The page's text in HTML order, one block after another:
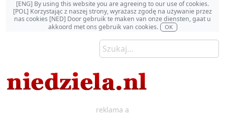
[ENG] By using this website you are agreeing to our use of cookies.
[POL] Korzystając z naszej strony, wyrażasz zgodę na używanie przez
nas cookies [NED] Door gebruik te maken van onze diensten, gaat u
akkoord met ons gebruik van cookies.
OK
reklama a